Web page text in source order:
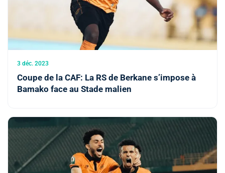
3 déc. 2023
Coupe de la CAF: La RS de Berkane s’impose à
Bamako face au Stade malien